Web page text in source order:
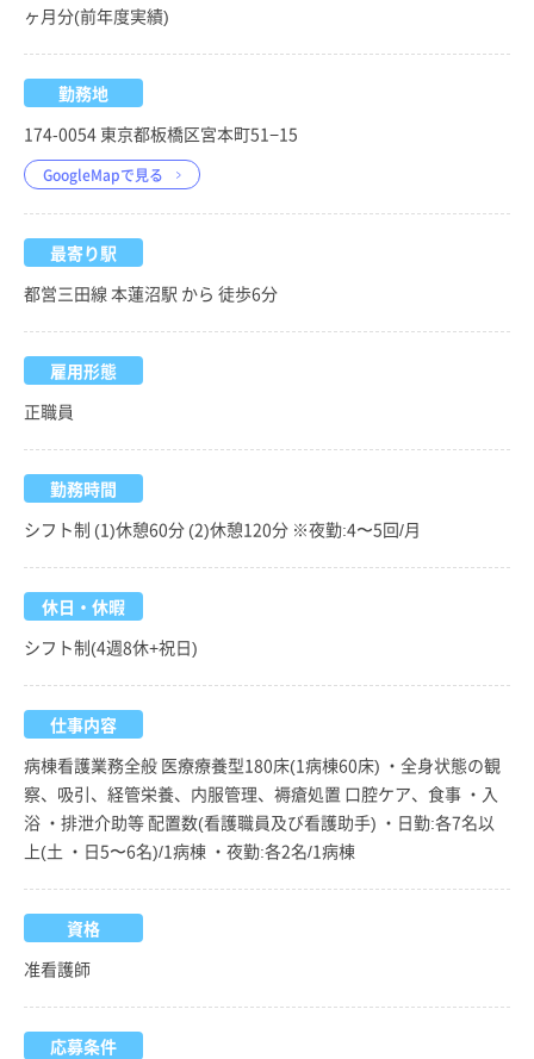
ヶ月分(前年度実績)
勤務地
174-0054 東京都板橋区宮本町51−15
GoogleMapで見る
最寄り駅
都営三田線 本蓮沼駅 から 徒歩6分
雇用形態
正職員
勤務時間
シフト制 (1)休憩60分 (2)休憩120分 ※夜勤:4〜5回/月
休日・休暇
シフト制(4週8休+祝日)
仕事内容
病棟看護業務全般 医療療養型180床(1病棟60床) ・全身状態の観
察、吸引、経管栄養、内服管理、褥瘡処置 口腔ケア、食事 ・入
浴 ・排泄介助等 配置数(看護職員及び看護助手) ・日勤:各7名以
上(土 ・日5〜6名)/1病棟 ・夜勤:各2名/1病棟
資格
准看護師
応募条件